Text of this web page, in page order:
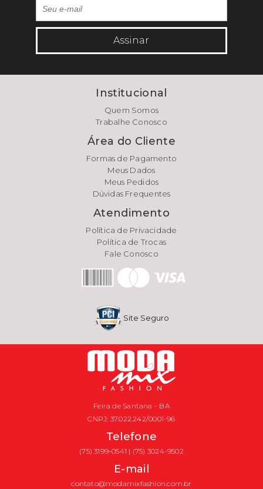
Assinar
Institucional
Quem Somos
Trabalhe Conosco
Área do Cliente
Formas de Pagamento
Meus Dados
Meus Pedidos
Dúvidas Frequentes
Atendimento
Política de Privacidade
Política de Trocas
Fale Conosco
Site Seguro
Feira de Santana - BA
CNPJ: 37.022.242/0001-96
Telefone
(75) 3199-0541 | (75) 3024-9502
E-mail
contato@modamixfashion.com.br